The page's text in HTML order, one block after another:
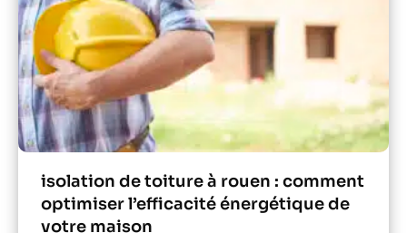
isolation de toiture à rouen : comment
optimiser l’efficacité énergétique de
votre maison